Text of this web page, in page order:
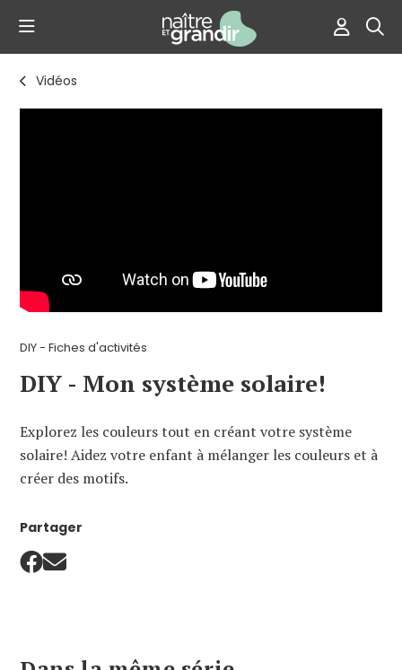
Vidéos
DIY - Fiches d'activités
DIY - Mon système solaire!
Explorez les couleurs tout en créant votre système
solaire! Aidez votre enfant à mélanger les couleurs et à
créer des motifs.
Partager